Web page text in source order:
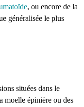
, ou encore de la
généralisée le plus
situées dans le
moelle épinière ou des